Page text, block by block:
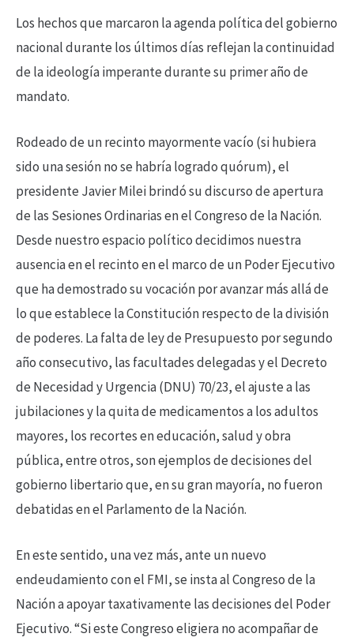
Los hechos que marcaron la agenda política del gobierno
nacional durante los últimos días reflejan la continuidad
de la ideología imperante durante su primer año de
mandato.
Rodeado de un recinto mayormente vacío (si hubiera
sido una sesión no se habría logrado quórum), el
presidente Javier Milei brindó su discurso de apertura
de las Sesiones Ordinarias en el Congreso de la Nación.
Desde nuestro espacio político decidimos nuestra
ausencia en el recinto en el marco de un Poder Ejecutivo
que ha demostrado su vocación por avanzar más allá de
lo que establece la Constitución respecto de la división
de poderes. La falta de ley de Presupuesto por segundo
año consecutivo, las facultades delegadas y el Decreto
de Necesidad y Urgencia (DNU) 70/23, el ajuste a las
jubilaciones y la quita de medicamentos a los adultos
mayores, los recortes en educación, salud y obra
pública, entre otros, son ejemplos de decisiones del
gobierno libertario que, en su gran mayoría, no fueron
debatidas en el Parlamento de la Nación.
En este sentido, una vez más, ante un nuevo
endeudamiento con el FMI, se insta al Congreso de la
Nación a apoyar taxativamente las decisiones del Poder
Ejecutivo. “Si este Congreso eligiera no acompañar de